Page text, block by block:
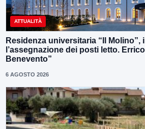
ATTUALITÀ
Residenza universitaria “Il
l’assegnazione dei posti letto.
Benevento”
6 AGOSTO 2026